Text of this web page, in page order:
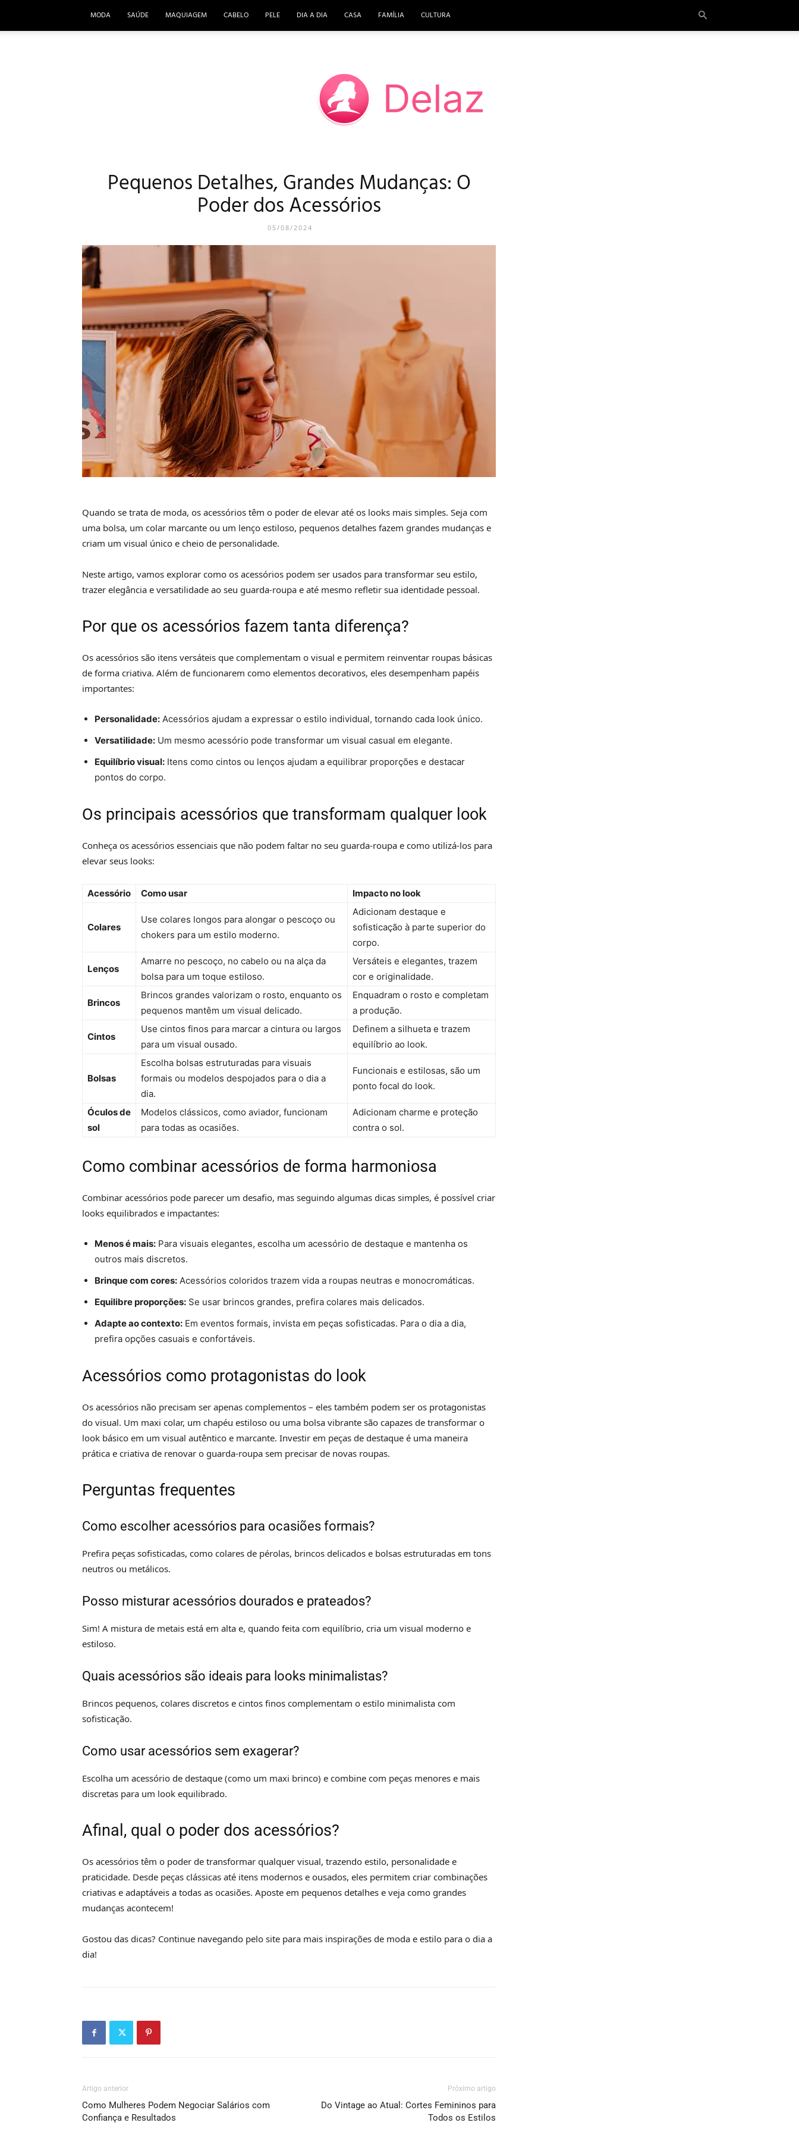
MODA SAÚDE MAQUIAGEM CABELO PELE DIA A DIA CASA FAMÍLIA CULTURA
Pequenos Detalhes, Grandes Mudanças: O
Poder dos Acessórios
05/08/2024
Quando se trata de moda, os acessórios têm o poder de elevar até os looks mais simples. Seja com
uma bolsa, um colar marcante ou um lenço estiloso, pequenos detalhes fazem grandes mudanças e
criam um visual único e cheio de personalidade.
Neste artigo, vamos explorar como os acessórios podem ser usados para transformar seu estilo,
trazer elegância e versatilidade ao seu guarda-roupa e até mesmo refletir sua identidade pessoal.
Por que os acessórios fazem tanta diferença?
Os acessórios são itens versáteis que complementam o visual e permitem reinventar roupas básicas
de forma criativa. Além de funcionarem como elementos decorativos, eles desempenham papéis
importantes:
Personalidade: Acessórios ajudam a expressar o estilo individual, tornando cada look único.
Versatilidade: Um mesmo acessório pode transformar um visual casual em elegante.
Equilíbrio visual: Itens como cintos ou lenços ajudam a equilibrar proporções e destacar
pontos do corpo.
Os principais acessórios que transformam qualquer look
Conheça os acessórios essenciais que não podem faltar no seu guarda-roupa e como utilizá-los para
elevar seus looks:
Acessório Como usar Impacto no look
Colares
Use colares longos para alongar o pescoço ou
chokers para um estilo moderno.
Adicionam destaque e
sofisticação à parte superior do
corpo.
Lenços
Amarre no pescoço, no cabelo ou na alça da
bolsa para um toque estiloso.
Versáteis e elegantes, trazem
cor e originalidade.
Brincos
Brincos grandes valorizam o rosto, enquanto os
pequenos mantêm um visual delicado.
Enquadram o rosto e completam
a produção.
Cintos
Use cintos finos para marcar a cintura ou largos
para um visual ousado.
Definem a silhueta e trazem
equilíbrio ao look.
Bolsas
Escolha bolsas estruturadas para visuais
formais ou modelos despojados para o dia a
dia.
Funcionais e estilosas, são um
ponto focal do look.
Óculos de
sol
Modelos clássicos, como aviador, funcionam
para todas as ocasiões.
Adicionam charme e proteção
contra o sol.
Como combinar acessórios de forma harmoniosa
Combinar acessórios pode parecer um desafio, mas seguindo algumas dicas simples, é possível criar
looks equilibrados e impactantes:
Menos é mais: Para visuais elegantes, escolha um acessório de destaque e mantenha os
outros mais discretos.
Brinque com cores: Acessórios coloridos trazem vida a roupas neutras e monocromáticas.
Equilibre proporções: Se usar brincos grandes, prefira colares mais delicados.
Adapte ao contexto: Em eventos formais, invista em peças sofisticadas. Para o dia a dia,
prefira opções casuais e confortáveis.
Acessórios como protagonistas do look
Os acessórios não precisam ser apenas complementos – eles também podem ser os protagonistas
do visual. Um maxi colar, um chapéu estiloso ou uma bolsa vibrante são capazes de transformar o
look básico em um visual autêntico e marcante. Investir em peças de destaque é uma maneira
prática e criativa de renovar o guarda-roupa sem precisar de novas roupas.
Perguntas frequentes
Como escolher acessórios para ocasiões formais?
Prefira peças sofisticadas, como colares de pérolas, brincos delicados e bolsas estruturadas em tons
neutros ou metálicos.
Posso misturar acessórios dourados e prateados?
Sim! A mistura de metais está em alta e, quando feita com equilíbrio, cria um visual moderno e
estiloso.
Quais acessórios são ideais para looks minimalistas?
Brincos pequenos, colares discretos e cintos finos complementam o estilo minimalista com
sofisticação.
Como usar acessórios sem exagerar?
Escolha um acessório de destaque (como um maxi brinco) e combine com peças menores e mais
discretas para um look equilibrado.
Afinal, qual o poder dos acessórios?
Os acessórios têm o poder de transformar qualquer visual, trazendo estilo, personalidade e
praticidade. Desde peças clássicas até itens modernos e ousados, eles permitem criar combinações
criativas e adaptáveis a todas as ocasiões. Aposte em pequenos detalhes e veja como grandes
mudanças acontecem!
Gostou das dicas? Continue navegando pelo site para mais inspirações de moda e estilo para o dia a
dia!
Artigo anterior
Como Mulheres Podem Negociar Salários com
Confiança e Resultados
Próximo artigo
Do Vintage ao Atual: Cortes Femininos para
Todos os Estilos